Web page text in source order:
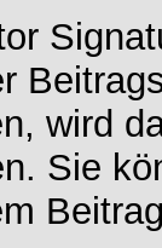
wird
Sie